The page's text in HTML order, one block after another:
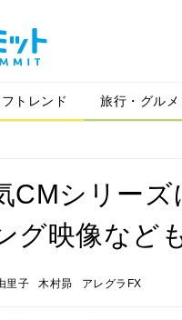
トレンド 旅行・グルメ
CMシリー
グ映像など
里子 木村昴 アレグラFX